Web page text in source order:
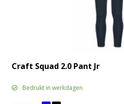
Craft Squad 2.0 Pant Jr
Bedrukt in werkdagen